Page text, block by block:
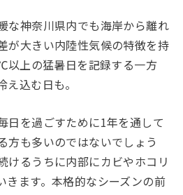
な神奈川県内でも海岸から離れ
が大きい内陸性気候の特徴を持
以上の猛暑日を記録する一方
込む日も。
日を過ごすために1年を通して
方も多いのではないでしょう
けるうちに内部にカビやホコリ
きます。本格的なシーズンの前